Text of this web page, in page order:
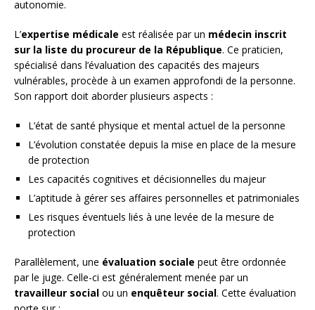
autonomie.
L’expertise médicale est réalisée par un médecin inscrit
sur la liste du procureur de la République. Ce praticien,
spécialisé dans l’évaluation des capacités des majeurs
vulnérables, procède à un examen approfondi de la personne.
Son rapport doit aborder plusieurs aspects :
L’état de santé physique et mental actuel de la personne
L’évolution constatée depuis la mise en place de la mesure
de protection
Les capacités cognitives et décisionnelles du majeur
L’aptitude à gérer ses affaires personnelles et patrimoniales
Les risques éventuels liés à une levée de la mesure de
protection
Parallèlement, une évaluation sociale peut être ordonnée
par le juge. Celle-ci est généralement menée par un
travailleur social ou un enquêteur social. Cette évaluation